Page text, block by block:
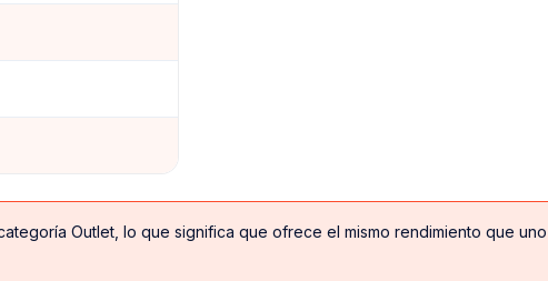
Outlet, lo que significa que ofrece el mismo rendimiento que